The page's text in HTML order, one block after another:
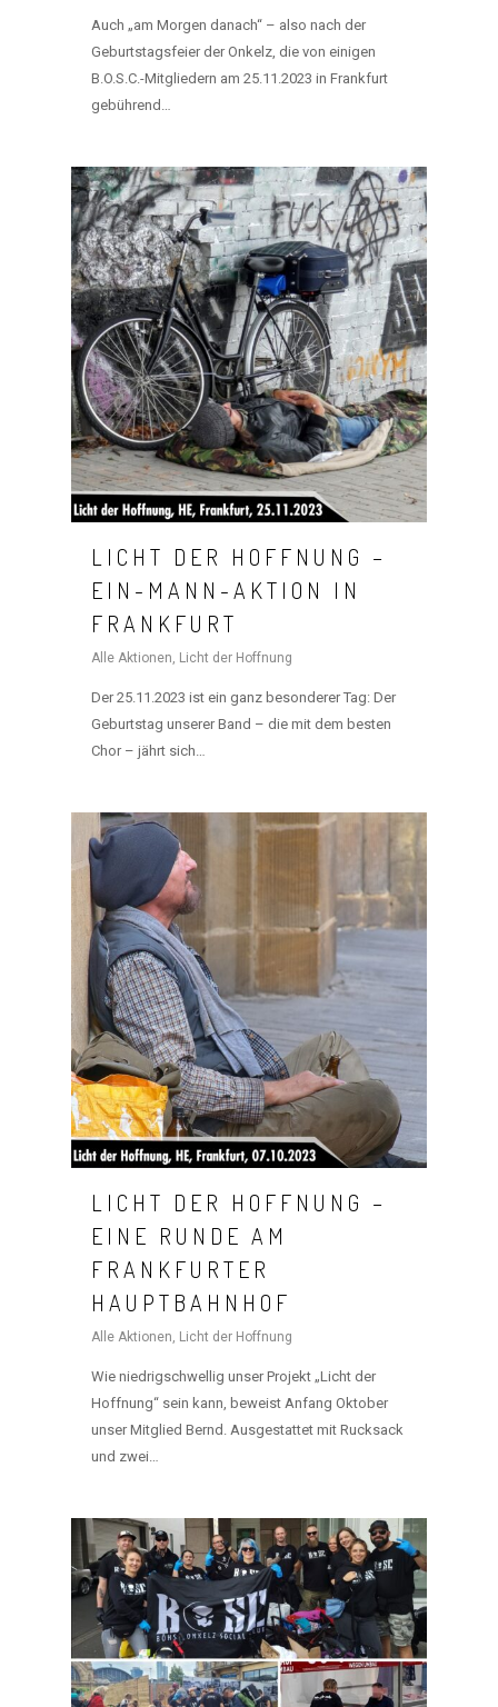
Auch „am Morgen danach“ – also nach der
Geburtstagsfeier der Onkelz, die von einigen
B.O.S.C.-Mitgliedern am 25.11.2023 in Frankfurt
gebührend…
LICHT DER HOFFNUNG –
EIN-MANN-AKTION IN
FRANKFURT
Alle Aktionen, Licht der Hoffnung
Der 25.11.2023 ist ein ganz besonderer Tag: Der
Geburtstag unserer Band – die mit dem besten
Chor – jährt sich…
LICHT DER HOFFNUNG –
EINE RUNDE AM
FRANKFURTER
HAUPTBAHNHOF
Alle Aktionen, Licht der Hoffnung
Wie niedrigschwellig unser Projekt „Licht der
Hoffnung“ sein kann, beweist Anfang Oktober
unser Mitglied Bernd. Ausgestattet mit Rucksack
und zwei…
MANIFEST
AKTIVITÄTEN
CLUB
TEAM
SHOP